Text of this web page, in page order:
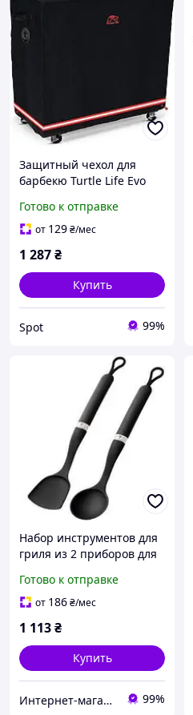
Защитный чехол для
барбекю Turtle Life Evo
черный 44 дюйма с
защитой от
Готово к отправке
от 129₴/мес
1 287₴
Купить
Spot 99%
Набор инструментов для
гриля из 2 приборов для
(17574)
Готово к отправке
от 186₴/мес
1 113₴
Купить
Интернет-магазин "TUDOM" 99%